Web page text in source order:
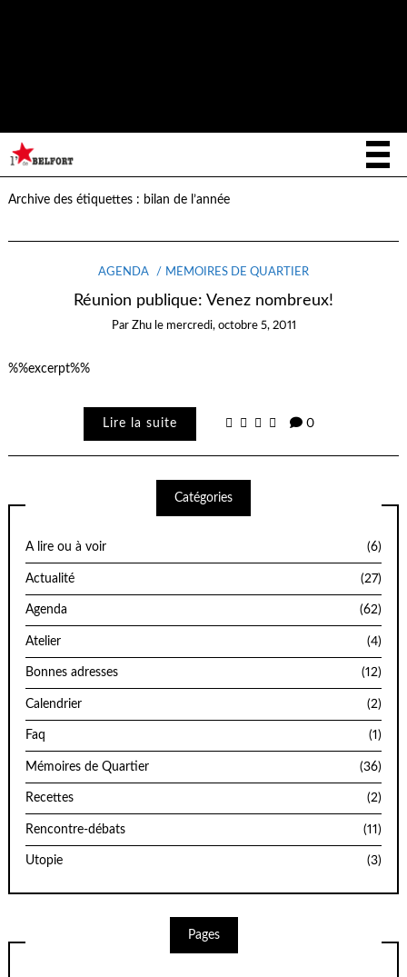
Archive des étiquettes : bilan de l’année
AGENDA MÉMOIRES DE QUARTIER
Réunion publique: Venez nombreux!
Par Zhu le mercredi, octobre 5, 2011
%%excerpt%%
Lire la suite 0
Catégories
A lire ou à voir (6)
Actualité (27)
Agenda (62)
Atelier (4)
Bonnes adresses (12)
Calendrier (2)
Faq (1)
Mémoires de Quartier (36)
Recettes (2)
Rencontre-débats (11)
Utopie (3)
Pages